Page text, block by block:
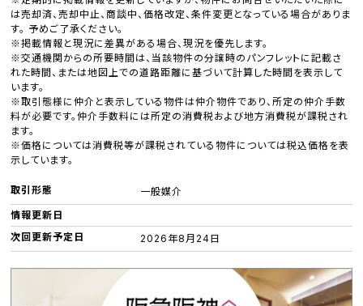
は売却済、売却中止、商談中、価格改定、条件変更となっている場合がありま
す。 予めご了承ください。
※掲載情報と現況に差異がある場合、現況を優先します。
※交通機関からの所要時間は、当該物件の分譲時のパンフレットに記載さ
れた時間、または地図上での道路距離に基づいて計算した時間を表示して
います。
※取引態様に仲介と表示している物件は仲介物件であり、所定の仲介手数
料が必要です。仲介手数料には所定の消費税および地方消費税が課税され
ます。
※価格については消費税等が課税されている物件については税込価格を表
示しています。
取引形態
一般媒介
情報更新日
次回更新予定日
2026年8月24日